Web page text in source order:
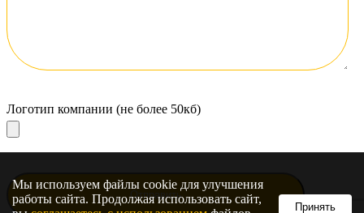
Мы используем файлы cookie для улучшения
работы сайта. Продолжая использовать сайт,
Принять
Логотип компании (не более 50кб)